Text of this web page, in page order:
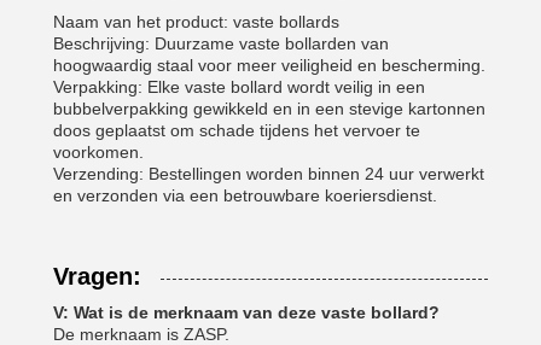
Naam van het product: vaste bollards
Beschrijving: Duurzame vaste bollarden van
hoogwaardig staal voor meer veiligheid en bescherming.
Verpakking: Elke vaste bollard wordt veilig in een
bubbelverpakking gewikkeld en in een stevige kartonnen
doos geplaatst om schade tijdens het vervoer te
voorkomen.
Verzending: Bestellingen worden binnen 24 uur verwerkt
en verzonden via een betrouwbare koeriersdienst.
Vragen:
V: Wat is de merknaam van deze vaste bollard?
De merknaam is ZASP.